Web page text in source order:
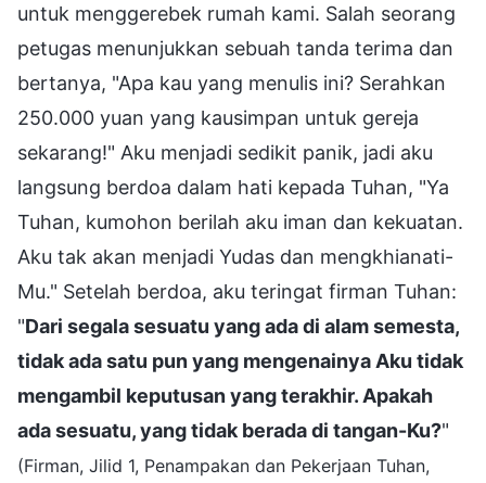
untuk menggerebek rumah kami. Salah seorang
petugas menunjukkan sebuah tanda terima dan
bertanya, "Apa kau yang menulis ini? Serahkan
250.000 yuan yang kausimpan untuk gereja
sekarang!" Aku menjadi sedikit panik, jadi aku
langsung berdoa dalam hati kepada Tuhan, "Ya
Tuhan, kumohon berilah aku iman dan kekuatan.
Aku tak akan menjadi Yudas dan mengkhianati-
Mu." Setelah berdoa, aku teringat firman Tuhan:
"Dari segala sesuatu yang ada di alam semesta,
tidak ada satu pun yang mengenainya Aku tidak
mengambil keputusan yang terakhir. Apakah
ada sesuatu, yang tidak berada di tangan-Ku?"
(Firman, Jilid 1, Penampakan dan Pekerjaan Tuhan,